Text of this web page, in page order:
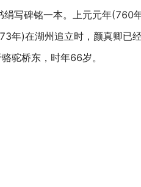
写碑铭一本。上元元年(760
年)在湖州追立时，颜真卿
驼桥东，时年66岁。